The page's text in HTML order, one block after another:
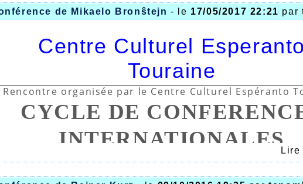
prévus samedi et dimanche. Si vous souhaitez connaitre le
du festival, vous pouvez le télécharger ici.
de personnes apprennent actuellement l'espéranto ? Et
l'espéranto vous intéresse, sachez qu'un cours pour
le lundi 27 novembre 2017 à 17h salle 117 et
les lundis de 17h à 18h30.
de Mikaelo Bronŝtejn - le 17/05/2017 22:21 par
Centre Culturel Esperanto
Touraine
Rencontre organisée par le Centre Culturel Espéranto
CYCLE DE
INTERNATIONALES
Le goût des russes